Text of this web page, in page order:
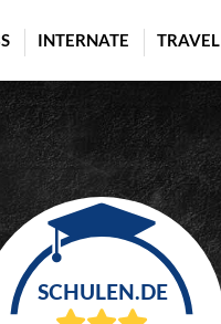
INTERNATE TRAVEL